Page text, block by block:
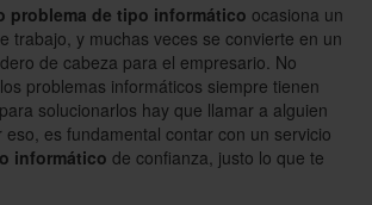
problema de tipo informático ocasiona un
trabajo, y muchas veces se convierte en un
de cabeza para el empresario. No
problemas informáticos siempre tienen
solucionarlos hay que llamar a alguien
eso, es fundamental contar con un servicio
informático de confianza, justo lo que te